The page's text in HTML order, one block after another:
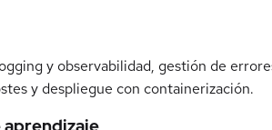
y observabilidad, gestión de
y despliegue con containerización.